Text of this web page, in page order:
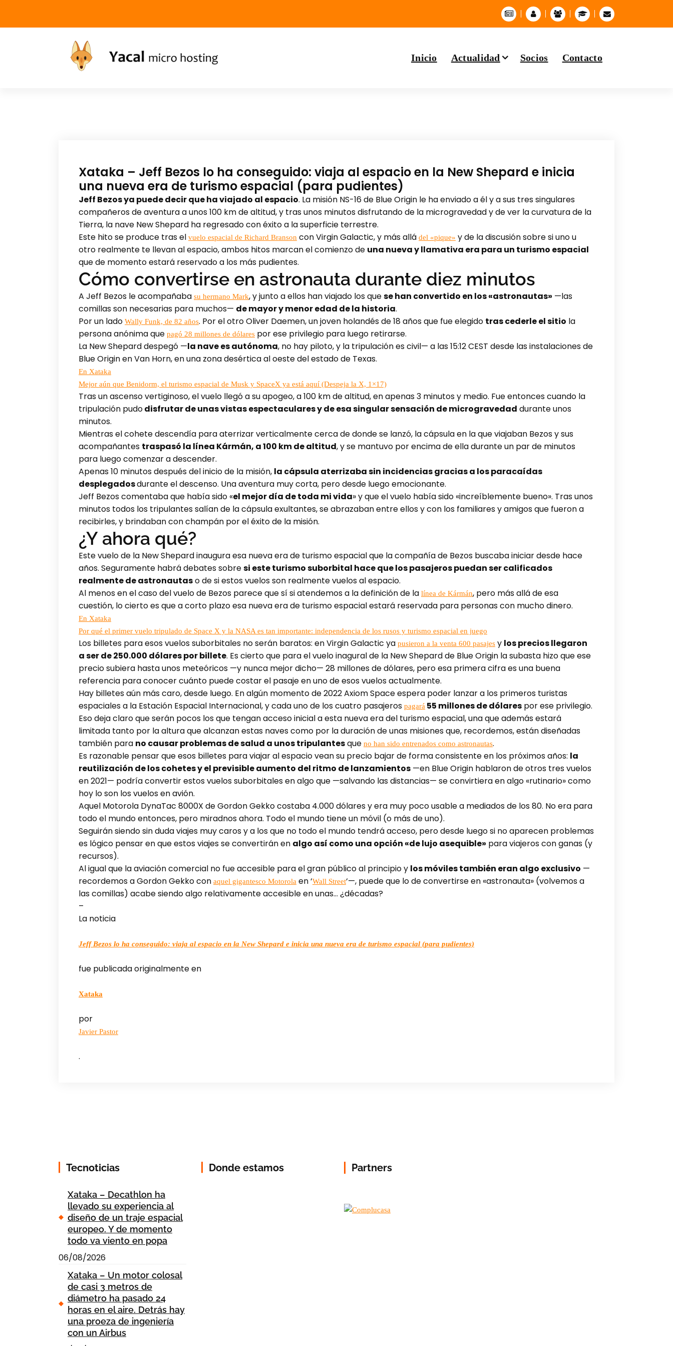
Inicio Actualidad Socios Contacto
Xataka – Jeff Bezos lo ha conseguido: viaja al espacio en la New Shepard e inicia
una nueva era de turismo espacial (para pudientes)
Jeff Bezos ya puede decir que ha viajado al espacio. La misión NS-16 de Blue Origin le ha enviado a él y a sus tres singulares
compañeros de aventura a unos 100 km de altitud, y tras unos minutos disfrutando de la microgravedad y de ver la curvatura de la
Tierra, la nave New Shepard ha regresado con éxito a la superficie terrestre.
Este hito se produce tras el vuelo espacial de Richard Branson con Virgin Galactic, y más allá del «pique» y de la discusión sobre si uno u
otro realmente te llevan al espacio, ambos hitos marcan el comienzo de una nueva y llamativa era para un turismo espacial
que de momento estará reservado a los más pudientes.
Cómo convertirse en astronauta durante diez minutos
A Jeff Bezos le acompañaba su hermano Mark, y junto a ellos han viajado los quese han convertido en los «astronautas» —las
comillas son necesarias para muchos— de mayor y menor edad de la historia.
Por un lado Wally Funk, de 82 años. Por el otro Oliver Daemen, un joven holandés de 18 años que fue elegido tras cederle el sitio la
persona anónima que pagó 28 millones de dólares por ese privilegio para luego retirarse.
La New Shepard despegó —la nave es autónoma, no hay piloto, y la tripulación es civil— a las 15:12 CEST desde las instalaciones de
Blue Origin en Van Horn, en una zona desértica al oeste del estado de Texas.
En Xataka
Mejor aún que Benidorm, el turismo espacial de Musk y SpaceX ya está aquí (Despeja la X, 1×17)
Tras un ascenso vertiginoso, el vuelo llegó a su apogeo, a 100 km de altitud, en apenas 3 minutos y medio. Fue entonces cuando la
tripulación pudodisfrutar de unas vistas espectaculares y de esa singular sensación de microgravedad durante unos
minutos.
Mientras el cohete descendía para aterrizar verticalmente cerca de donde se lanzó, la cápsula en la que viajaban Bezos y sus
acompañantes traspasó la línea Kármán, a 100 km de altitud, y se mantuvo por encima de ella durante un par de minutos
para luego comenzar a descender.
Apenas 10 minutos después del inicio de la misión, la cápsula aterrizaba sin incidencias gracias a los paracaídas
desplegadosdurante el descenso. Una aventura muy corta, pero desde luego emocionante.
Jeff Bezos comentaba que había sido «el mejor día de toda mi vida» y que el vuelo había sido «increíblemente bueno». Tras unos
minutos todos los tripulantes salían de la cápsula exultantes, se abrazaban entre ellos y con los familiares y amigos que fueron a
recibirles, y brindaban con champán por el éxito de la misión.
¿Y ahora qué?
Este vuelo de la New Shepard inaugura esa nueva era de turismo espacial que la compañía de Bezos buscaba iniciar desde hace
años. Seguramente habrá debates sobresi este turismo suborbital hace que los pasajeros puedan ser calificados
realmente de astronautaso de si estos vuelos son realmente vuelos al espacio.
Al menos en el caso del vuelo de Bezos parece que sí si atendemos a la definición de la línea de Kármán, pero más allá de esa
cuestión, lo cierto es que a corto plazo esa nueva era de turismo espacial estará reservada para personas con mucho dinero.
En Xataka
Por qué el primer vuelo tripulado de Space X y la NASA es tan importante: independencia de los rusos y turismo espacial en juego
Los billetes para esos vuelos suborbitales no serán baratos: en Virgin Galactic ya pusieron a la venta 600 pasajes y los precios llegaron
a ser de 250.000 dólares por billete. Es cierto que para el vuelo inagural de la New Shepard de Blue Origin la subasta hizo que ese
precio subiera hasta unos meteóricos —y nunca mejor dicho— 28 millones de dólares, pero esa primera cifra es una buena
referencia para conocer cuánto puede costar el pasaje en uno de esos vuelos actualmente.
Hay billetes aún más caro, desde luego. En algún momento de 2022 Axiom Space espera poder lanzar a los primeros turistas
espaciales a la Estación Espacial Internacional, y cada uno de los cuatro pasajeros pagará 55 millones de dólares por ese privilegio.
Eso deja claro que serán pocos los que tengan acceso inicial a esta nueva era del turismo espacial, una que además estará
limitada tanto por la altura que alcanzan estas naves como por la duración de unas misiones que, recordemos, están diseñadas
también para no causar problemas de salud a unos tripulantesque no han sido entrenados como astronautas.
Es razonable pensar que esos billetes para viajar al espacio vean su precio bajar de forma consistente en los próximos años: la
reutilización de los cohetes y el previsible aumento del ritmo de lanzamientos —en Blue Origin hablaron de otros tres vuelos
en 2021— podría convertir estos vuelos suborbitales en algo que —salvando las distancias— se convirtiera en algo «rutinario» como
hoy lo son los vuelos en avión.
Aquel Motorola DynaTac 8000X de Gordon Gekko costaba 4.000 dólares y era muy poco usable a mediados de los 80. No era para
todo el mundo entonces, pero miradnos ahora. Todo el mundo tiene un móvil (o más de uno).
Seguirán siendo sin duda viajes muy caros y a los que no todo el mundo tendrá acceso, pero desde luego si no aparecen problemas
es lógico pensar en que estos viajes se convertirán en algo así como una opción «de lujo asequible» para viajeros con ganas (y
recursos).
Al igual que la aviación comercial no fue accesible para el gran público al principio y los móviles también eran algo exclusivo —
recordemos a Gordon Gekko con aquel gigantesco Motorola en ‘Wall Street‘—, puede que lo de convertirse en «astronauta» (volvemos a
las comillas) acabe siendo algo relativamente accesible en unas… ¿décadas?
–
La noticia
Jeff Bezos lo ha conseguido: viaja al espacio en la New Shepard e inicia una nueva era de turismo espacial (para pudientes)
fue publicada originalmente en
Xataka
por
Javier Pastor
.
Tecnoticias
Xataka – Decathlon ha
llevado su experiencia al
diseño de un traje espacial
europeo. Y de momento
todo va viento en popa
06/08/2026
Xataka – Un motor colosal
de casi 3 metros de
diámetro ha pasado 24
horas en el aire. Detrás hay
una proeza de ingeniería
con un Airbus
Donde estamos Partners